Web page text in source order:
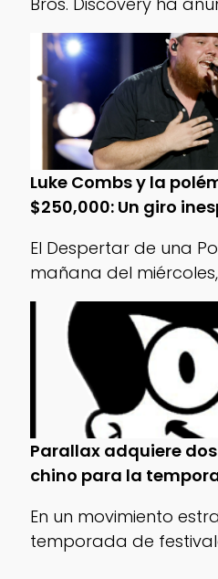
Luke Combs y la
$250,000: Un giro
El Despertar de una
mañana del
Parallax adquiere
chino para la
En un movimiento
temporada de